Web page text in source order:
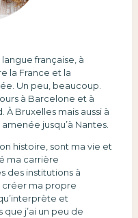
française, à
la France et la
Un peu, beaucoup.
à Barcelone et à
Bruxelles mais aussi à
amenée jusqu’à Nantes.
histoire, sont ma vie et
ma carrière
des institutions à
créer ma propre
et
j’ai un peu de